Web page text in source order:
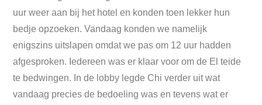
uur weer aan bij het hotel en konden toen lekker hun
bedje opzoeken. Vandaag konden we namelijk
enigszins uitslapen omdat we pas om 12 uur hadden
afgesproken. Iedereen was er klaar voor om de El teide
te bedwingen. In de lobby legde Chi verder uit wat
vandaag precies de bedoeling was en tevens wat er